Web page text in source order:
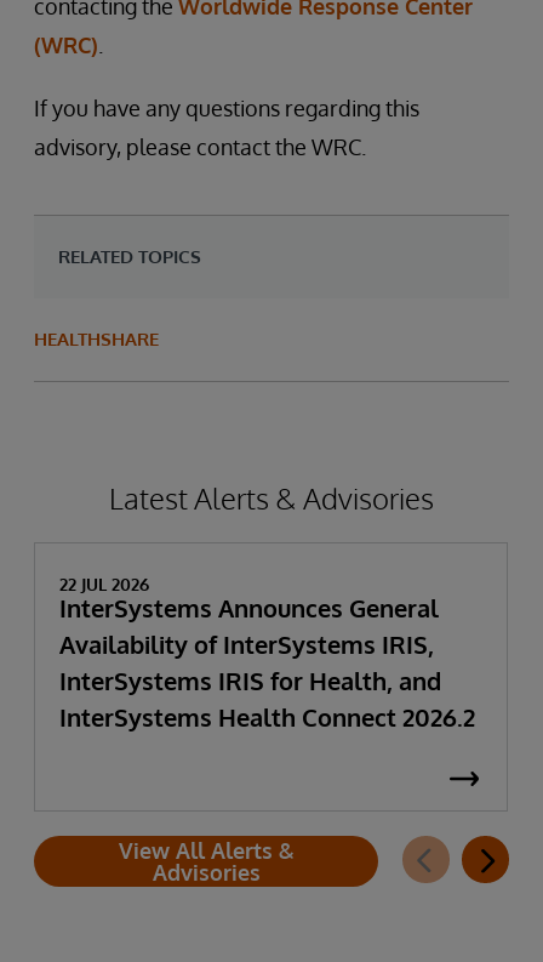
contacting the Worldwide Response Center
(WRC)
If you have any questions regarding this
advisory, please contact the WRC.
RELATED TOPICS
HEALTHSHARE
Latest Alerts & Advisories
22 JUL 2026
InterSystems Announces General
Availability of InterSystems IRIS,
InterSystems IRIS for Health, and
InterSystems Health Connect 2026.2
View All Alerts &
Advisories